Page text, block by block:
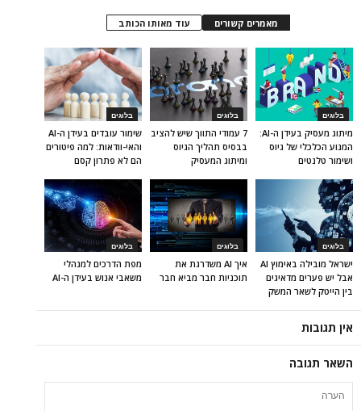
מאמרים קשורים עוד מאותו הכותב
בלוגים
שימור עובדים בעידן ה-AI
והאי-וודאות: למה פיטורים
הם לא פתרון קסם
בלוגים
7 עמודי התווך שיש להציב
בבסיס תהליך הגיוס
ומיתוג המעסיק
בלוגים
מיתוג מעסיק בעידן ה-AI:
המנוע הכלכלי של גיוס
ושימור טלנטים
בלוגים
מפת הדרכים למנהלי
משאבי אנוש בעידן ה-AI
בלוגים
איך AI משדרגת את
תוכניות חבר מביא חבר
בלוגים
ישראל מובילה באימוץ AI
אבל יש פערים מדאיגים
בין הייטק לשאר המשק
אין תגובות
השאר תגובה